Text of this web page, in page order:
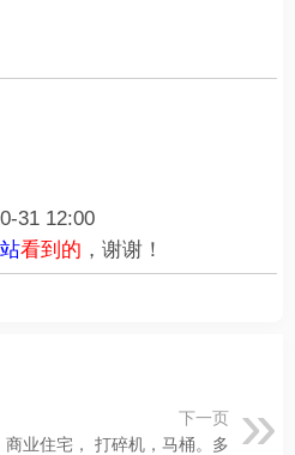
31 12:00
看到的 ，谢谢！
下一页
业住宅， 打碎机，马桶。多